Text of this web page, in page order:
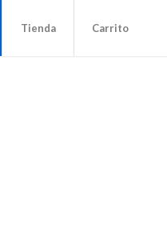
Tienda Carrito